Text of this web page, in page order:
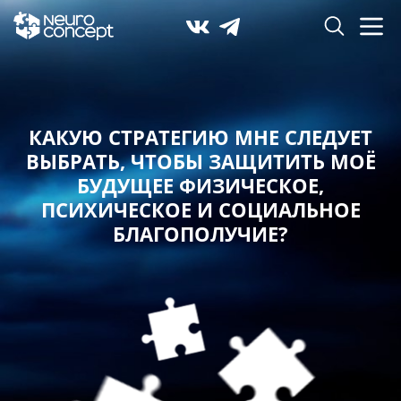
КАКУЮ СТРАТЕГИЮ МНЕ СЛЕДУЕТ
ВЫБРАТЬ,ЧТОБЫ ЗАЩИТИТЬ МОЁ
БУДУЩЕЕ ФИЗИЧЕСКОЕ,
ПСИХИЧЕСКОЕ И СОЦИАЛЬНОЕ
БЛАГОПОЛУЧИЕ?